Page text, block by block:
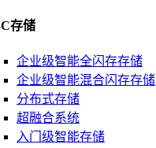
存储
企业级智能全闪存存储
企业级智能混合闪存存储
分布式存储
超融合系统
入门级智能存储